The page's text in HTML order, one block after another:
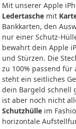
Mit unserer Apple
Ledertasche mit
Bankkarten, den
nur einer Schutz-
bewahrt dein Apple
und Stürzen. Die
zu 100% passend
steht ein seitliches
dein Bargeld schnell
ist aber noch nicht
Schutzhülle im
horizontale